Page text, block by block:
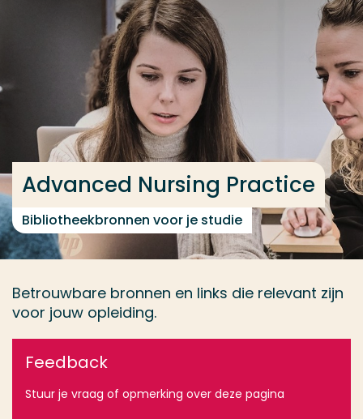
Ga direct naar de content
Advanced Nursing Practice
Bibliotheekbronnen voor je studie
Betrouwbare bronnen en links die relevant zijn
voor jouw opleiding.
Feedback
Stuur je vraag of opmerking over deze pagina
Veel gezocht
Opleiding